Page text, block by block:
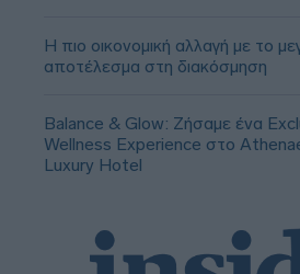
Η πιο οικονομική αλλαγή με το
αποτέλεσμα στη διακόσμηση
Balance & Glow: Ζήσαμε ένα
Wellness Experience στο
Luxury Hotel